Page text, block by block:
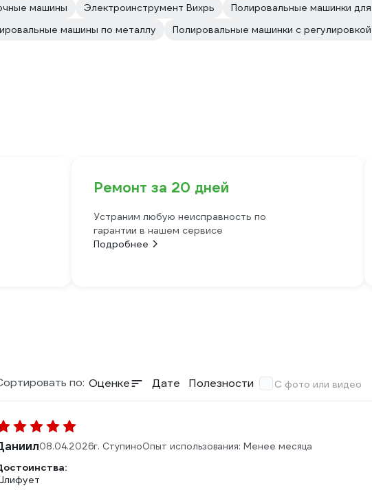
машины Электроинструмент Вихрь
Полировальные машинки
машины по металлу
Полировальные машинки с
Ремонт за 20 дней
Устраним любую неисправность по
гарантии в нашем сервисе
Подробнее
по: Оценке Дате Полезности С фото или видео
08.04.2026г. СтупиноОпыт использования: Менее месяца